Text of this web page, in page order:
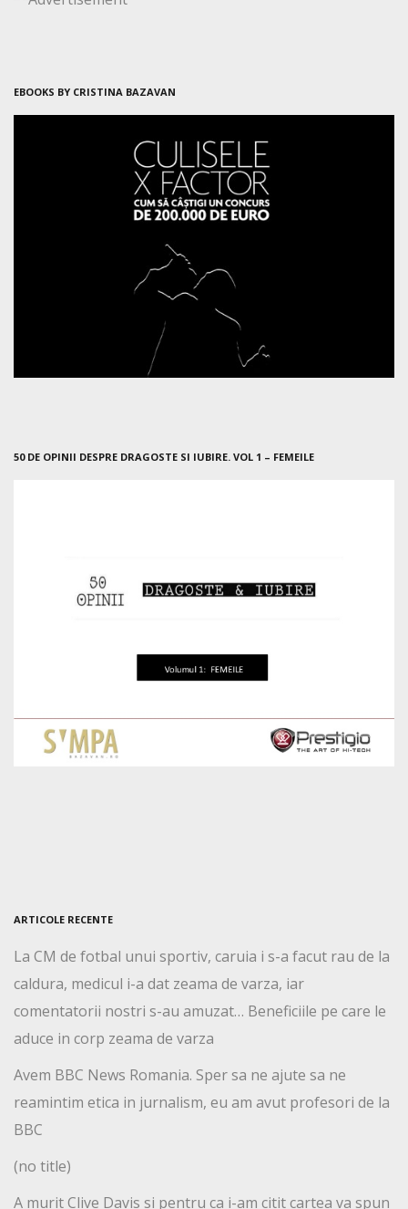
EBOOKS BY CRISTINA BAZAVAN
50 DE OPINII DESPRE DRAGOSTE SI IUBIRE. VOL 1 – FEMEILE
ARTICOLE RECENTE
La CM de fotbal unui sportiv, caruia i s-a facut rau de la
caldura, medicul i-a dat zeama de varza, iar
comentatorii nostri s-au amuzat… Beneficiile pe care le
aduce in corp zeama de varza
Avem BBC News Romania. Sper sa ne ajute sa ne
reamintim etica in jurnalism, eu am avut profesori de la
BBC
(no title)
A murit Clive Davis si pentru ca i-am citit cartea va spun